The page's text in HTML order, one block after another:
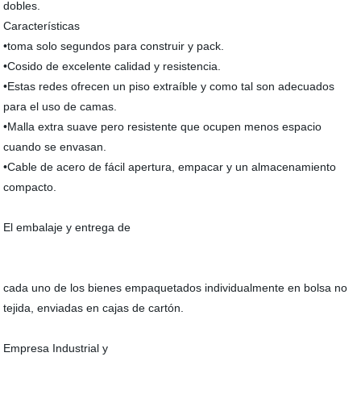
dobles.
Características
•toma solo segundos para construir y pack.
•Cosido de excelente calidad y resistencia.
•Estas redes ofrecen un piso extraíble y como tal son adecuados
para el uso de camas.
•Malla extra suave pero resistente que ocupen menos espacio
cuando se envasan.
•Cable de acero de fácil apertura, empacar y un almacenamiento
compacto.
El embalaje y entrega de
cada uno de los bienes empaquetados individualmente en bolsa no
tejida, enviadas en cajas de cartón.
Empresa Industrial y